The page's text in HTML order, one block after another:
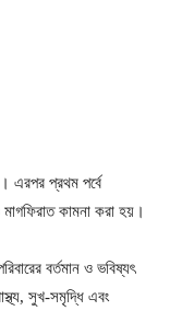
এরপর প্রথম পর্বে
মাগফিরাত কামনা করা হয়।
বর্তমান ও ভবিষ্যৎ
সুখ-সমৃদ্ধি এবং